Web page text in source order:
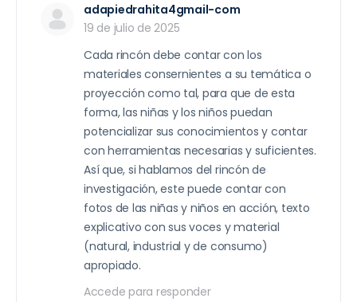
adapiedrahita4gmail-com
19 de julio de 2025
Cada rincón debe contar con los
materiales consernientes a su temática o
proyección como tal, para que de esta
forma, las niñas y los niños puedan
potencializar sus conocimientos y contar
con herramientas necesarias y suficientes.
Así que, si hablamos del rincón de
investigación, este puede contar con
fotos de las niñas y niños en acción, texto
explicativo con sus voces y material
(natural, industrial y de consumo)
apropiado.
Accede para responder